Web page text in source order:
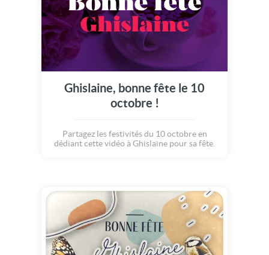
Ghislaine, bonne fête le 10
octobre !
Partagez les festivités du 10 octobre en
dédiant cette vidéo à Ghislaine pour sa fête.